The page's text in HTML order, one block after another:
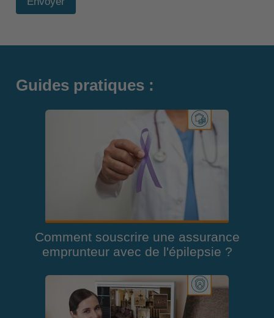
Guides pratiques :
Comment souscrire une assurance
emprunteur avec de l'épilepsie ?